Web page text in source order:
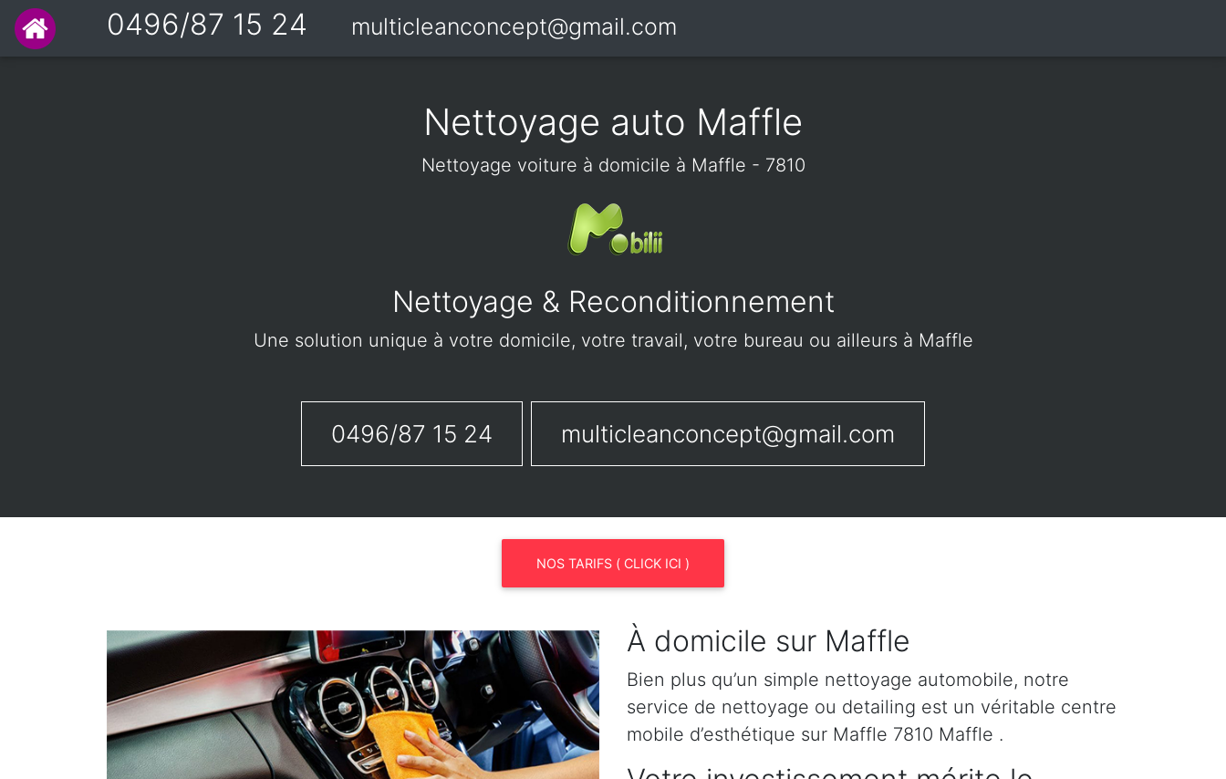
0496/87 15 24 multicleanconcept@gmail.com
Nettoyage auto Maffle
Nettoyage voiture à domicile à Maffle - 7810
Nettoyage & Reconditionnement
Une solution unique à votre domicile, votre travail, votre bureau ou ailleurs à Maffle
0496/87 15 24 multicleanconcept@gmail.com
NOS TARIFS ( CLICK ICI )
À domicile sur Maffle
Bien plus qu’un simple nettoyage automobile, notre
service de nettoyage ou detailing est un véritable centre
mobile d’esthétique sur Maffle 7810 Maffle .